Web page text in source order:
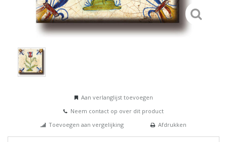
Aan verlanglijst toevoegen
Neem contact op over dit product
Toevoegen aan vergelijking
Afdrukken